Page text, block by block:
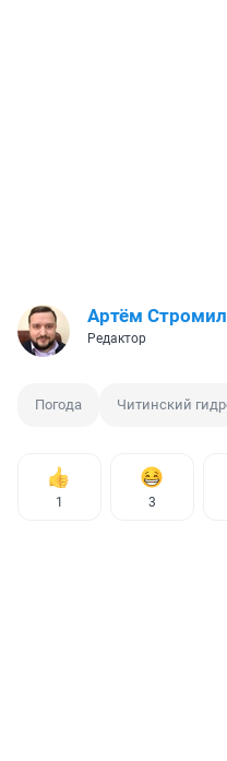
Артём
Редактор
Погода Читинский
1 3